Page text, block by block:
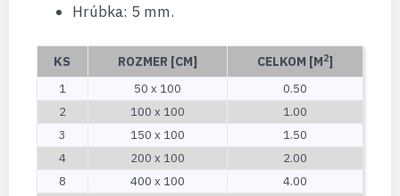
Hrúbka: 5 mm.
KS ROZMER [CM] CELKOM [M2]
1 50 x 100
0.50
2
100 x 100
1.00
3
150 x 100
1.50
4
200 x 100
2.00
8
400 x 100
4.00